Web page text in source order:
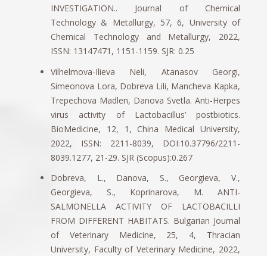
INVESTIGATION.. Journal of Chemical
Technology & Metallurgy, 57, 6, University of
Chemical Technology and Metallurgy, 2022,
ISSN: 13147471, 1151-1159. SJR: 0.25
Vilhelmova-Ilieva Neli, Atanasov Georgi,
Simeonova Lora, Dobreva Lili, Mancheva Kapka,
Trepechova Madlen, Danova Svetla. Anti-Herpes
virus activity of Lactobacillus’ postbiotics.
BioMedicine, 12, 1, China Medical University,
2022, ISSN: 2211-8039, DOI:10.37796/2211-
8039.1277, 21-29. SJR (Scopus):0.267
Dobreva, L., Danova, S., Georgieva, V.,
Georgieva, S., Koprinarova, M. ANTI-
SALMONELLA ACTIVITY OF LACTOBACILLI
FROM DIFFERENT HABITATS. Bulgarian Journal
of Veterinary Medicine, 25, 4, Thracian
University, Faculty of Veterinary Medicine, 2022,